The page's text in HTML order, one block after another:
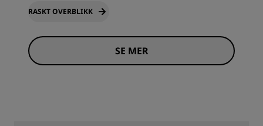
RASKT OVERBLIKK
SE MER